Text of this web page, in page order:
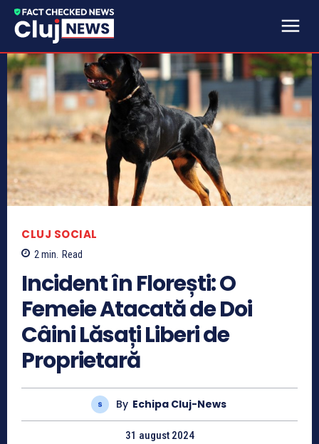
CLUJ SOCIAL
2 min. Read
Incident în Florești: O
Femeie Atacată de Doi
Câini Lăsați Liberi de
Proprietară
By Echipa Cluj-News
31 august 2024